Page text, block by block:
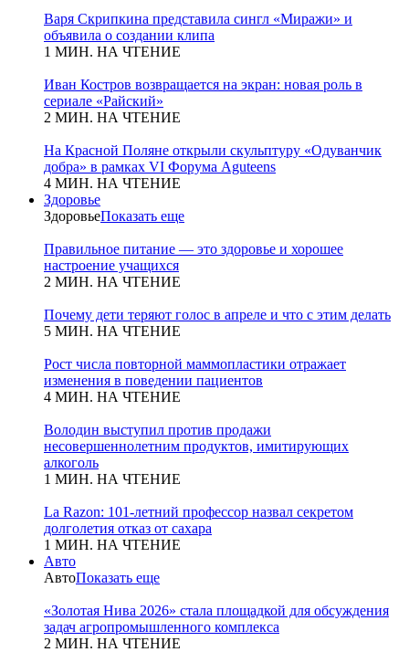
Варя Скрипкина представила сингл «Миражи» и
объявила о создании клипа
1 МИН. НА ЧТЕНИЕ
Иван Костров возвращается на экран: новая роль в
сериале «Райский»
2 МИН. НА ЧТЕНИЕ
На Красной Поляне открыли скульптуру «Одуванчик
добра» в рамках VI Форума Aguteens
4 МИН. НА ЧТЕНИЕ
Здоровье
ЗдоровьеПоказать еще
Правильное питание — это здоровье и хорошее
настроение учащихся
2 МИН. НА ЧТЕНИЕ
Почему дети теряют голос в апреле и что с этим делать
5 МИН. НА ЧТЕНИЕ
Рост числа повторной маммопластики отражает
изменения в поведении пациентов
4 МИН. НА ЧТЕНИЕ
Володин выступил против продажи
несовершеннолетним продуктов, имитирующих
алкоголь
1 МИН. НА ЧТЕНИЕ
La Razon: 101-летний профессор назвал секретом
долголетия отказ от сахара
1 МИН. НА ЧТЕНИЕ
Авто
АвтоПоказать еще
«Золотая Нива 2026» стала площадкой для обсуждения
задач агропромышленного комплекса
2 МИН. НА ЧТЕНИЕ